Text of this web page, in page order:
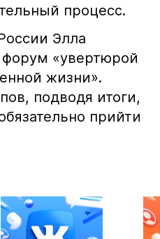
процесс.
Элла
«увертюрой
жизни».
подводя итоги,
прийти